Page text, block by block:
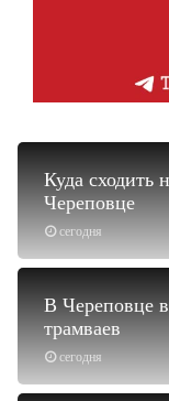
сегодня
Куда сходить
Череповце
сегодня
В Череповце
трамваев